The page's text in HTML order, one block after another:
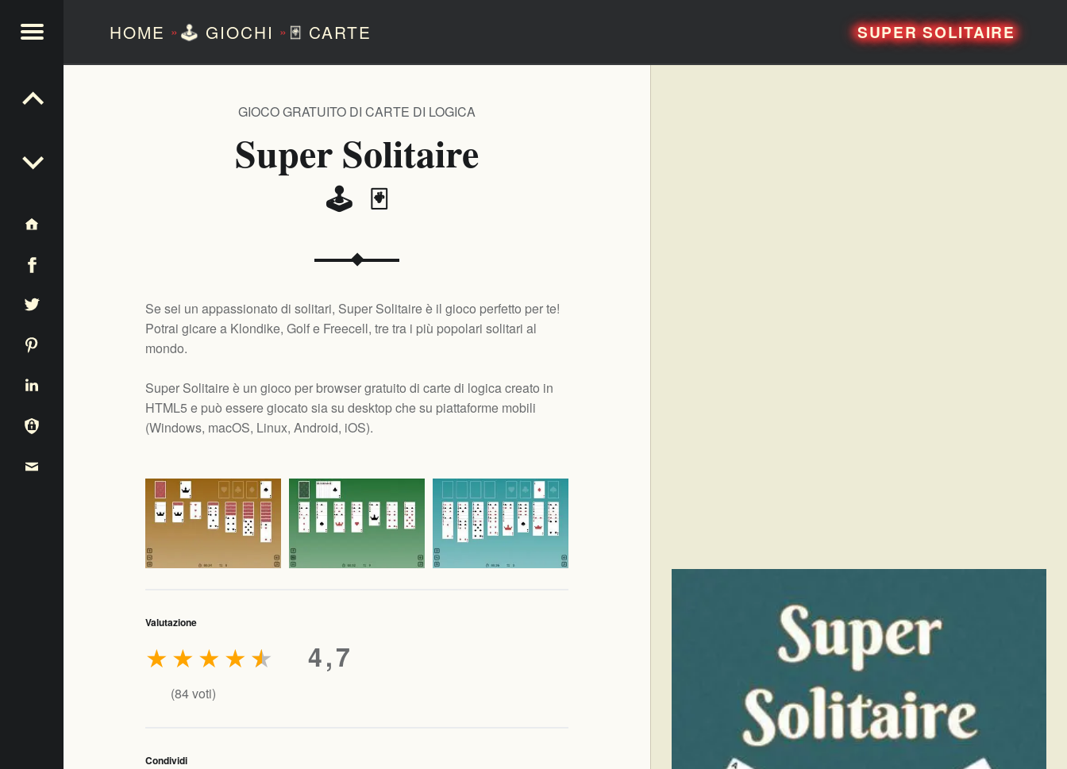
HOME »🕹️ GIOCHI » 🃏 CARTE SUPER SOLITAIRE
Super Solitaire
🕹️ 🃏
GIOCO GRATUITO DI CARTE DI LOGICA
Se sei un appassionato di solitari, Super Solitaire è il gioco perfetto per te!
Potrai gicare a Klondike, Golf e Freecell, tre tra i più popolari solitari al
mondo.
Super Solitaire è un gioco per browser gratuito di carte di logica creato in
HTML5 e può essere giocato sia su desktop che su piattaforme mobili
(Windows, macOS, Linux, Android, iOS).
Valutazione
4,7
★
★
★
★
★
(84voti)
Condividi